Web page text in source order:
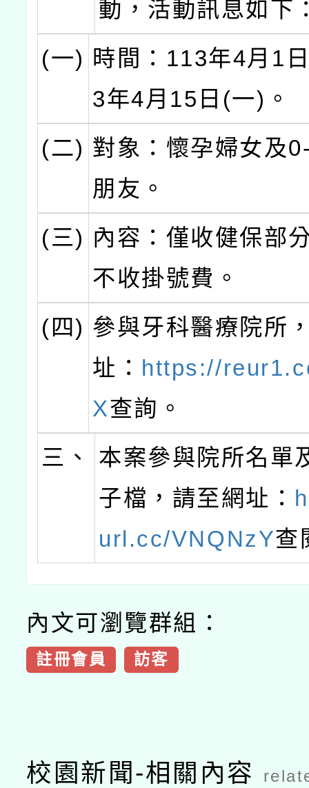
動，活動訊息如下
(一) 時間：113年4月1
3年4月15日(一)。
(二) 對象：懷孕婦女及
朋友。
(三) 內容：僅收健保部
不收掛號費。
(四) 參與牙科醫療院所
址： https://
X查詢。
三、
本案參與院所名單
子檔，請至網址：
url.cc/VNQNzY查
內文可瀏覽群組：
註冊會員 訪客
校園新聞-相關內容